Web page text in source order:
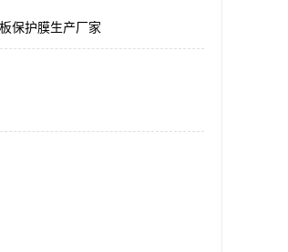
保护膜生产厂家